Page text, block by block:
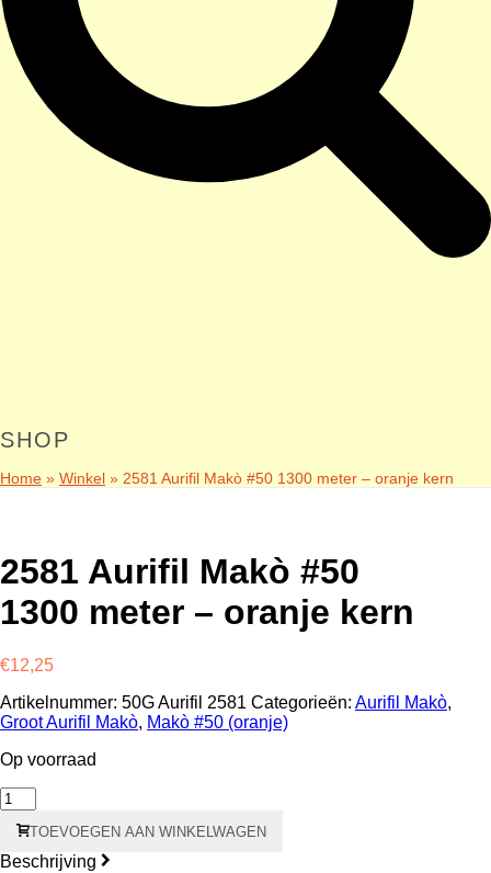
SHOP
Home » Winkel » 2581 Aurifil Makò #50 1300 meter – oranje kern
2581 Aurifil Makò #50
1300 meter – oranje kern
€12,25
Artikelnummer: 50G Aurifil 2581 Categorieën: Aurifil Makò,
Groot Aurifil Makò, Makò #50 (oranje)
Op voorraad
2581
Aurifil
Makò
#50
TOEVOEGEN AAN WINKELWAGEN
Beschrijving